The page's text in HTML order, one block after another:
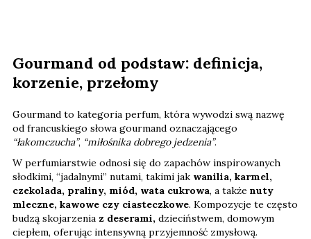
Gourmand od podstaw: definicja,
korzenie, przełomy
Gourmand to kategoria perfum, która wywodzi swą nazwę
od francuskiego słowa gourmand oznaczającego
“łakomczucha”, “miłośnika dobrego jedzenia”.
W perfumiarstwie odnosi się do zapachów inspirowanych
słodkimi, “jadalnymi” nutami, takimi jak wanilia, karmel,
czekolada, praliny, miód, wata cukrowa, a także nuty
mleczne, kawowe czy ciasteczkowe. Kompozycje te często
budzą skojarzenia z deserami, dzieciństwem, domowym
ciepłem, oferując intensywną przyjemność zmysłową.